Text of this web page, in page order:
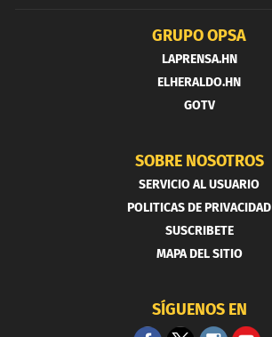
GRUPO OPSA
LAPRENSA.HN
ELHERALDO.HN
GOTV
SOBRE NOSOTROS
SERVICIO AL USUARIO
POLITICAS DE PRIVACIDAD
SUSCRIBETE
MAPA DEL SITIO
SÍGUENOS EN